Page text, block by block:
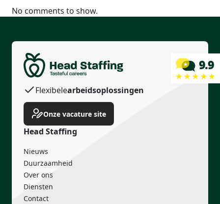
No comments to show.
Wij leverentop-talent
Productiekracht
Flexibelearbeidsoplossingen
Training & ontwikkeling
Onze vacature site
Head Staffing
Nieuws
Duurzaamheid
Over ons
Diensten
Contact